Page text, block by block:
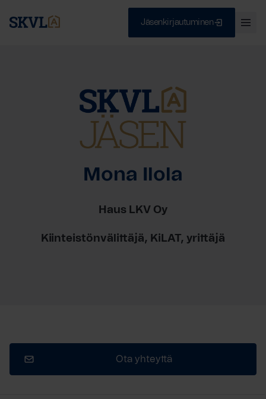
Jäsenkirjautuminen
Mona Ilola
Haus LKV Oy
Kiinteistönvälittäjä, KiLAT, yrittäjä
Ota yhteyttä